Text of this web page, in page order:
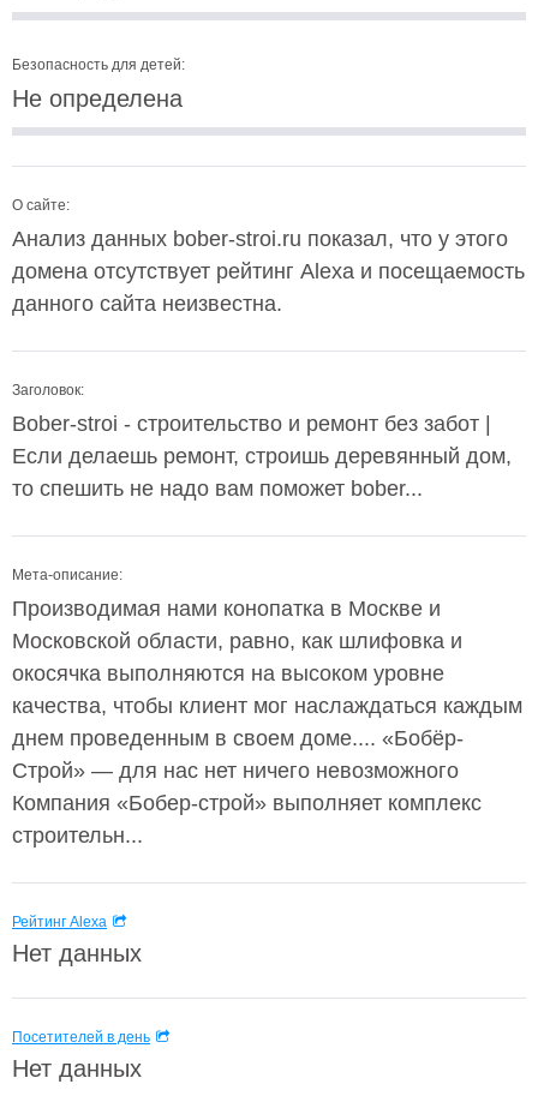
Безопасность для детей:
Не определена
О сайте:
Анализ данных bober-stroi.ru показал, что у этого
домена отсутствует рейтинг Alexa и посещаемость
данного сайта неизвестна.
Заголовок:
Bober-stroi - строительство и ремонт без забот |
Если делаешь ремонт, строишь деревянный дом,
то спешить не надо вам поможет bober...
Мета-описание:
Производимая нами конопатка в Москве и
Московской области, равно, как шлифовка и
окосячка выполняются на высоком уровне
качества, чтобы клиент мог наслаждаться каждым
днем проведенным в своем доме.... «Бобёр-
Строй» — для нас нет ничего невозможного
Компания «Бобер-строй» выполняет комплекс
строительн...
Рейтинг Alexa
Нет данных
Посетителей в день
Нет данных